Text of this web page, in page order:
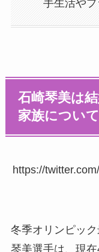
手生活や
石崎琴美は
家族につい
https://
冬季オリンピッ
琴美選手は、現在